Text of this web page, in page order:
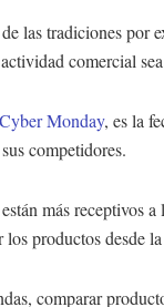
las tradiciones
comercial
Cyber Monday, es la
competidores.
más receptivos
productos desde
comparar